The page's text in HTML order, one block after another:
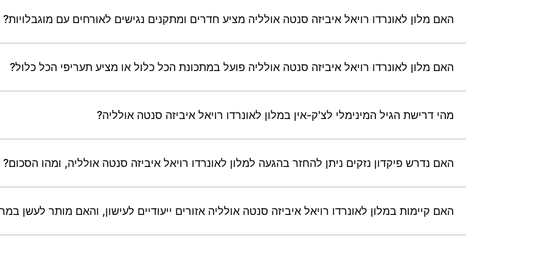
האם מלון לאונרדו רויאל איביזה סנטה אולליה מציע חדרים ומתקנים נגישים לאורחים עם מוגבלויות?
האם מלון לאונרדו רויאל איביזה סנטה אולליה פועל במתכונת הכל כלול או מציע תעריפי הכל כלול?
מהי דרישת הגיל המינימלי לצ'ק-אין במלון לאונרדו רויאל איביזה סנטה אולליה?
האם נדרש פיקדון נזקים ניתן להחזר בהגעה למלון לאונרדו רויאל איביזה סנטה אולליה, ומהו הסכום?
האם קיימות במלון לאונרדו רויאל איביזה סנטה אולליה אזורים ייעודיים לעישון, והאם מותר לעשן